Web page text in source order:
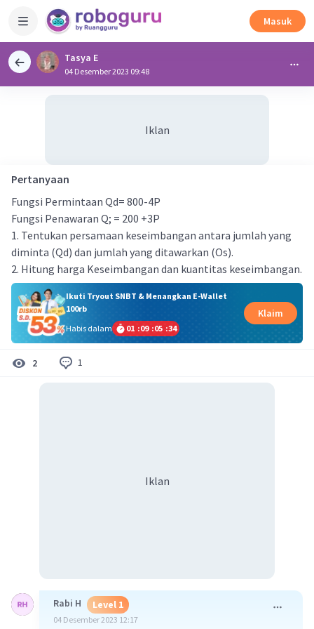
Masuk
Tasya E
04 Desember 2023 09:48
Iklan
Pertanyaan
Fungsi Permintaan Qd= 800-4P
Fungsi Penawaran Q; = 200 +3P
1. Tentukan persamaan keseimbangan antara jumlah yang
diminta (Qd) dan jumlah yang ditawarkan (Os).
2. Hitung harga Keseimbangan dan kuantitas keseimbangan.
Ikuti Tryout SNBT & Menangkan E-Wallet
100rb
Habis dalam
01 :09 :05 :34
Klaim
2 1
Iklan
Rabi H Level 1
04 Desember 2023 12:17